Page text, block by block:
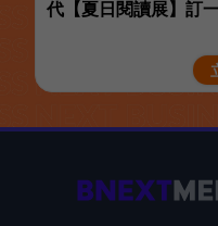
代【夏日閱讀展】訂